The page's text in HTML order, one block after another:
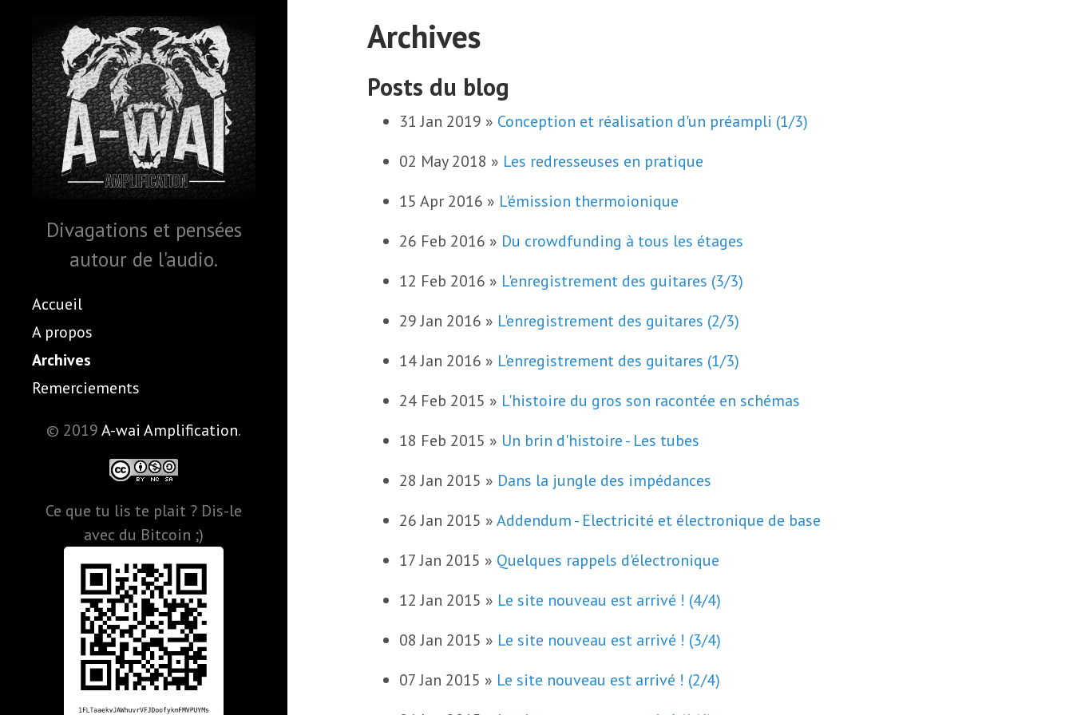
Divagations et pensées
autour de l'audio.
Accueil
A propos
Archives
Remerciements
© 2019A-wai Amplification.
Ce que tu lis te plait ? Dis-le
avec du Bitcoin ;)
Archives
Posts du blog
31 Jan 2019 » Conception et réalisation d'un préampli (1/3)
02 May 2018 » Les redresseuses en pratique
15 Apr 2016 » L'émission thermoionique
26 Feb 2016 » Du crowdfunding à tous les étages
12 Feb 2016 » L'enregistrement des guitares (3/3)
29 Jan 2016 » L'enregistrement des guitares (2/3)
14 Jan 2016 » L'enregistrement des guitares (1/3)
24 Feb 2015 » L'histoire du gros son racontée en schémas
18 Feb 2015 » Un brin d'histoire - Les tubes
28 Jan 2015 » Dans la jungle des impédances
26 Jan 2015 »Addendum - Electricité et électronique de base
17 Jan 2015 » Quelques rappels d'électronique
12 Jan 2015 » Le site nouveau est arrivé ! (4/4)
08 Jan 2015 » Le site nouveau est arrivé ! (3/4)
07 Jan 2015 » Le site nouveau est arrivé ! (2/4)